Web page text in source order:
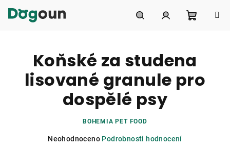
košík
Koňské za studena
lisované granule pro
dospělé psy
BOHEMIA PET FOOD
Průměrné
Neohodnoceno Podrobnosti hodnocení